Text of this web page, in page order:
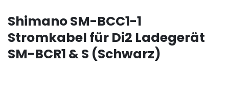
Shimano SM-BCC1-1
Stromkabel für Di2 Ladegerät
SM-BCR1 & S (Schwarz)